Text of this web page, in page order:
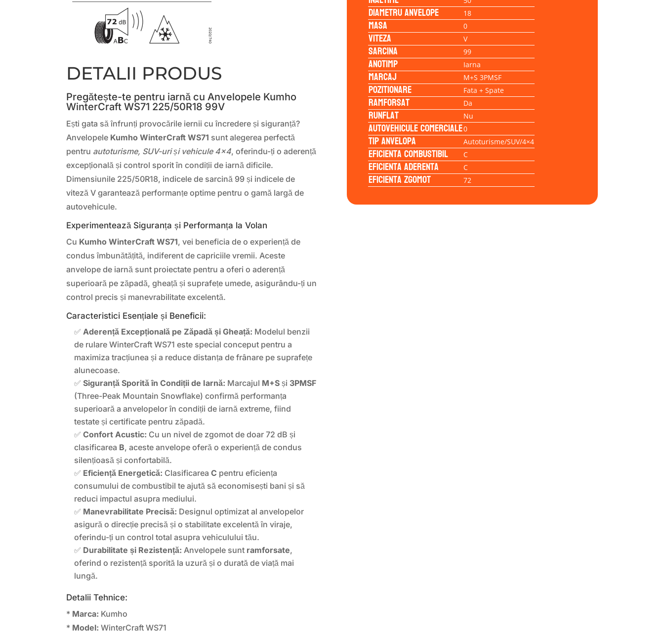
DETALII PRODUS
Pregătește-te pentru iarnă cu Anvelopele Kumho
WinterCraft WS71 225/50R18 99V
Ești gata să înfrunți provocările iernii cu încredere și siguranță?
Anvelopele Kumho WinterCraft WS71 sunt alegerea perfectă
pentru autoturisme, SUV-uri și vehicule 4×4, oferindu-ți o aderență
excepțională și control sporit în condiții de iarnă dificile.
Dimensiunile 225/50R18, indicele de sarcină 99 și indicele de
viteză V garantează performanțe optime pentru o gamă largă de
autovehicule.
Experimentează Siguranța și Performanța la Volan
Cu Kumho WinterCraft WS71, vei beneficia de o experiență de
condus îmbunătățită, indiferent de capriciile vremii. Aceste
anvelope de iarnă sunt proiectate pentru a oferi o aderență
superioară pe zăpadă, gheață și suprafețe umede, asigurându-ți un
control precis și manevrabilitate excelentă.
Caracteristici Esențiale și Beneficii:
✅Aderență Excepțională pe Zăpadă și Gheață: Modelul benzii
de rulare WinterCraft WS71 este special conceput pentru a
maximiza tracțiunea și a reduce distanța de frânare pe suprafețe
alunecoase.
✅Siguranță Sporită în Condiții de Iarnă: Marcajul M+S și 3PMSF
(Three-Peak Mountain Snowflake) confirmă performanța
superioară a anvelopelor în condiții de iarnă extreme, fiind
testate și certificate pentru zăpadă.
✅Confort Acustic: Cu un nivel de zgomot de doar 72 dB și
clasificarea B, aceste anvelope oferă o experiență de condus
silențioasă și confortabilă.
✅ Eficiență Energetică: ClasificareaC pentru eficiența
consumului de combustibil te ajută să economisești bani și să
reduci impactul asupra mediului.
✅ Manevrabilitate Precisă: Designul optimizat al anvelopelor
asigură o direcție precisă și o stabilitate excelentă în viraje,
oferindu-ți un control total asupra vehiculului tău.
✅ Durabilitate și Rezistență: Anvelopele sunt ramforsate,
oferind o rezistență sporită la uzură și o durată de viață mai
lungă.
Detalii Tehnice:
* Marca: Kumho
* Model: WinterCraft WS71
Diametru anvelope 18
Masa 0
Viteza V
Sarcina 99
Anotimp Iarna
Marcaj M+S 3PMSF
Pozitionare Fata + Spate
Ramforsat Da
Runflat Nu
Autovehicule comerciale0
Tip anvelopa Autoturisme/SUV/4×4
Eficienta Combustibil C
Eficienta Aderenta C
Eficienta Zgomot 72